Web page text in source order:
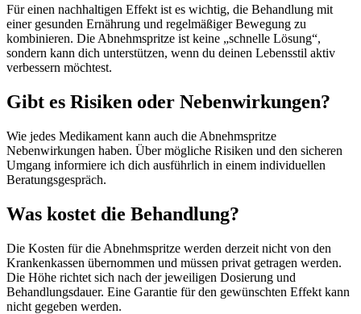
Für einen nachhaltigen Effekt ist es wichtig, die Behandlung mit
einer gesunden Ernährung und regelmäßiger Bewegung zu
kombinieren. Die Abnehmspritze ist keine „schnelle Lösung“,
sondern kann dich unterstützen, wenn du deinen Lebensstil aktiv
verbessern möchtest.
Gibt es Risiken oder Nebenwirkungen?
Wie jedes Medikament kann auch die Abnehmspritze
Nebenwirkungen haben. Über mögliche Risiken und den sicheren
Umgang informiere ich dich ausführlich in einem individuellen
Beratungsgespräch.
Was kostet die Behandlung?
Die Kosten für die Abnehmspritze werden derzeit nicht von den
Krankenkassen übernommen und müssen privat getragen werden.
Die Höhe richtet sich nach der jeweiligen Dosierung und
Behandlungsdauer. Eine Garantie für den gewünschten Effekt kann
nicht gegeben werden.